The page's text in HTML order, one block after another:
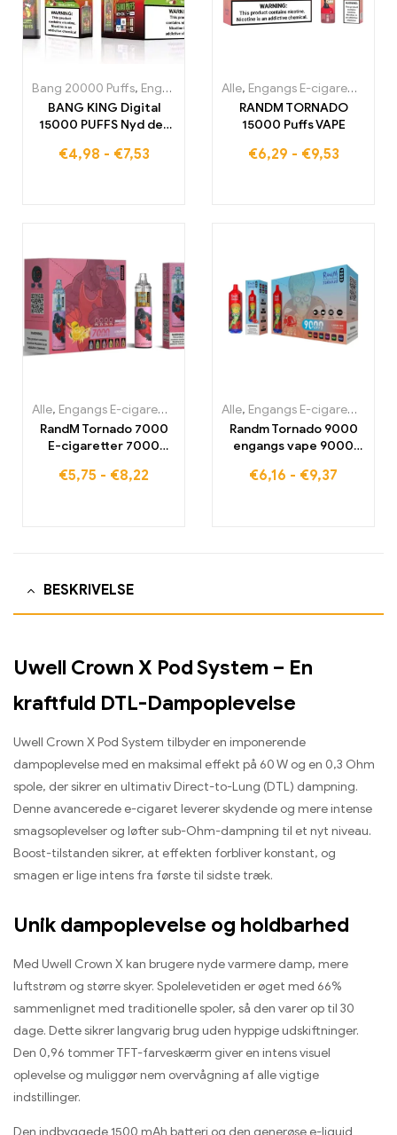
Bang 20000 Puffs, Engangs E-cigaretter ,Engangs-E-cigaretter
BANG KING Digital
15000 PUFFS Nyd det
tågeoplevelse
€4,98 - €7,53
Alle, Engangs E-cigaretter
RANDM TORNADO
15000 Puffs VAPE
€6,29 - €9,53
Alle, Engangs E-cigaretter Engangs E-cigaretter Belgien,
RandM Tornado 7000
E-cigaretter 7000
€5,75 - €8,22
Alle, Engangs E-cigaretter
Randm Tornado 9000
engangs vape 9000
€6,16 - €9,37
BESKRIVELSE
Uwell Crown X Pod System – En
kraftfuld DTL-Dampoplevelse
Uwell Crown X Pod System tilbyder en imponerende
dampoplevelse med en maksimal effekt på 60 W og en 0,3 Ohm
spole, der sikrer en ultimativ Direct-to-Lung (DTL) dampning.
Denne avancerede e-cigaret leverer skydende og mere intense
smagsoplevelser og løfter sub-Ohm-dampning til et nyt niveau.
Boost-tilstanden sikrer, at effekten forbliver konstant, og
smagen er lige intens fra første til sidste træk.
Unik dampoplevelse og holdbarhed
Med Uwell Crown X kan brugere nyde varmere damp, mere
luftstrøm og større skyer. Spolelevetiden er øget med 66%
sammenlignet med traditionelle spoler, så den varer op til 30
dage. Dette sikrer langvarig brug uden hyppige udskiftninger.
Den 0,96 tommer TFT-farveskærm giver en intens visuel
oplevelse og muliggør nem overvågning af alle vigtige
indstillinger.